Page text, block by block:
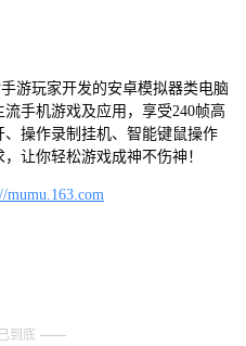
玩家开发的安卓模拟器类电脑
手机游戏及应用，享受240帧高
操作录制挂机、智能键鼠操作
让你轻松游戏成神不伤神！
mumu.163.com
到底